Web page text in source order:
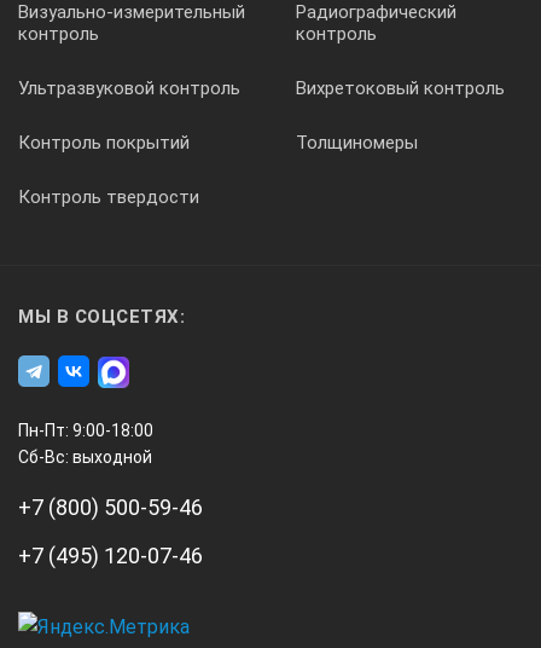
0,1
0,1
направленная
панорамная
панорамная
направленная
Визуально-измерительный
контроль
Радиографический
контроль
Ультразвуковой контроль Вихретоковый контроль
Контроль покрытий Толщиномеры
Контроль твердости
МЫ В СОЦСЕТЯХ:
Пн-Пт: 9:00-18:00
Сб-Вс: выходной
+7 (800) 500-59-46
+7 (495) 120-07-46